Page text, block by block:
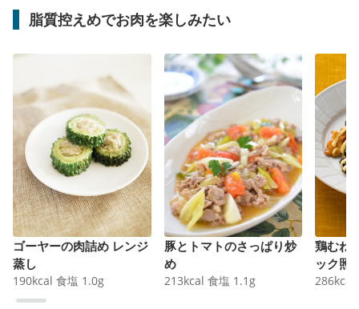
脂質控えめでお肉を楽しみたい
ゴーヤーの肉詰め レンジ
蒸し
190kcal 食塩 1.0g
豚とトマトのさっぱり炒
め
213kcal 食塩 1.1 g
鶏むね
ック照
286kcal